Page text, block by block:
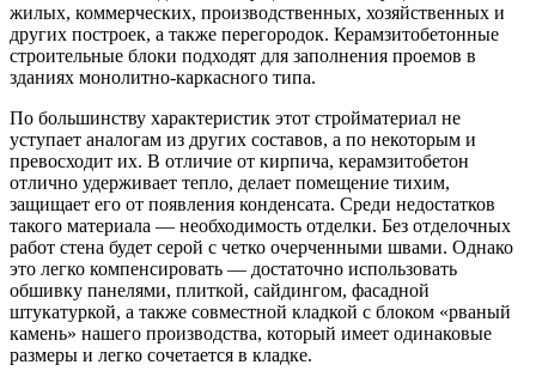
жилых, коммерческих, производственных, хозяйственных и
других построек, а также перегородок. Керамзитобетонные
строительные блоки подходят для заполнения проемов в
зданиях монолитно-каркасного типа.
По большинству характеристик этот стройматериал не
уступает аналогам из других составов, а по некоторым и
превосходит их. В отличие от кирпича, керамзитобетон
отлично удерживает тепло, делает помещение тихим,
защищает его от появления конденсата. Среди недостатков
такого материала — необходимость отделки. Без отделочных
работ стена будет серой с четко очерченными швами. Однако
это легко компенсировать — достаточно использовать
обшивку панелями, плиткой, сайдингом, фасадной
штукатуркой, а также совместной кладкой с блоком «рваный
камень» нашего производства, который имеет одинаковые
размеры и легко сочетается в кладке.